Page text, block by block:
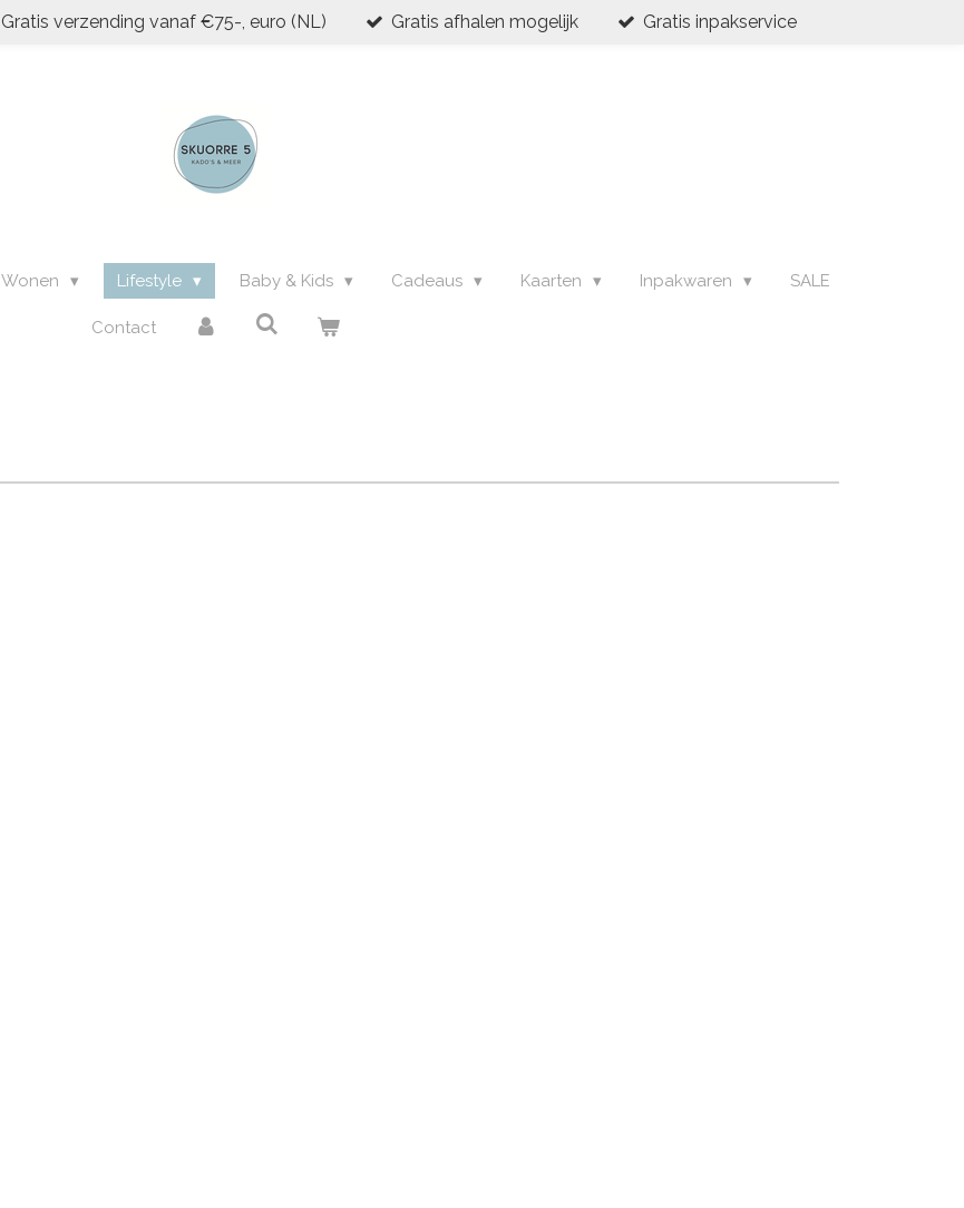
Gratis verzending vanaf €75-, euro (NL) Gratis afhalen mogelijk Gratis inpakservice
Wonen Lifestyle Baby & Kids Cadeaus Kaarten Inpakwaren SALE
Contact